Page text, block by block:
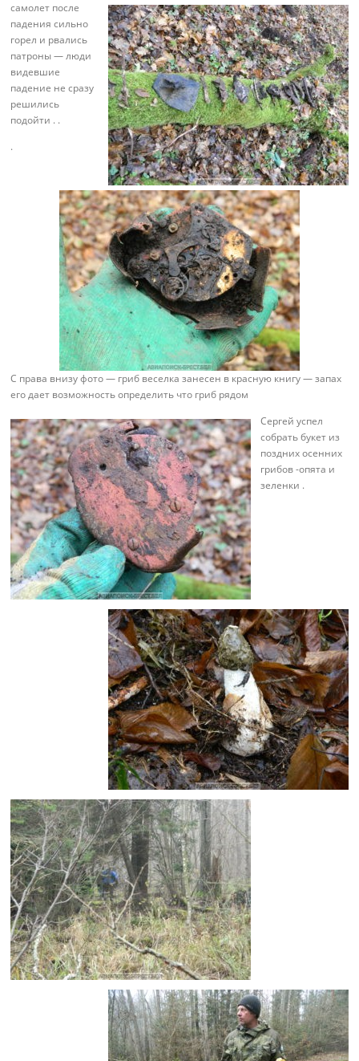
самолет после
падения сильно
горел и рвались
патроны — люди
видевшие
падение не сразу
решились
подойти . .
.
С права внизу фото — гриб веселка занесен в красную книгу — запах
его дает возможность определить что гриб рядом
Сергей успел
собрать букет из
поздних осенних
грибов -опята и
зеленки .